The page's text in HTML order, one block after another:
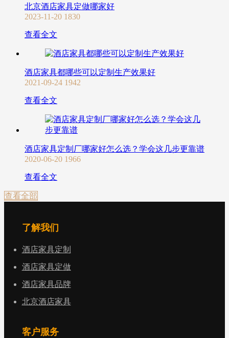
北京酒店家具定做哪家好
2023-11-20 1830
查看全文
酒店家具都哪些可以定制生产效果好
2021-09-24 1942
查看全文
酒店家具定制厂哪家好怎么选？学会这几步更靠谱
2020-06-20 1966
查看全文
查看全部
了解我们
酒店家具定制
酒店家具定做
酒店家具品牌
北京酒店家具
客户服务